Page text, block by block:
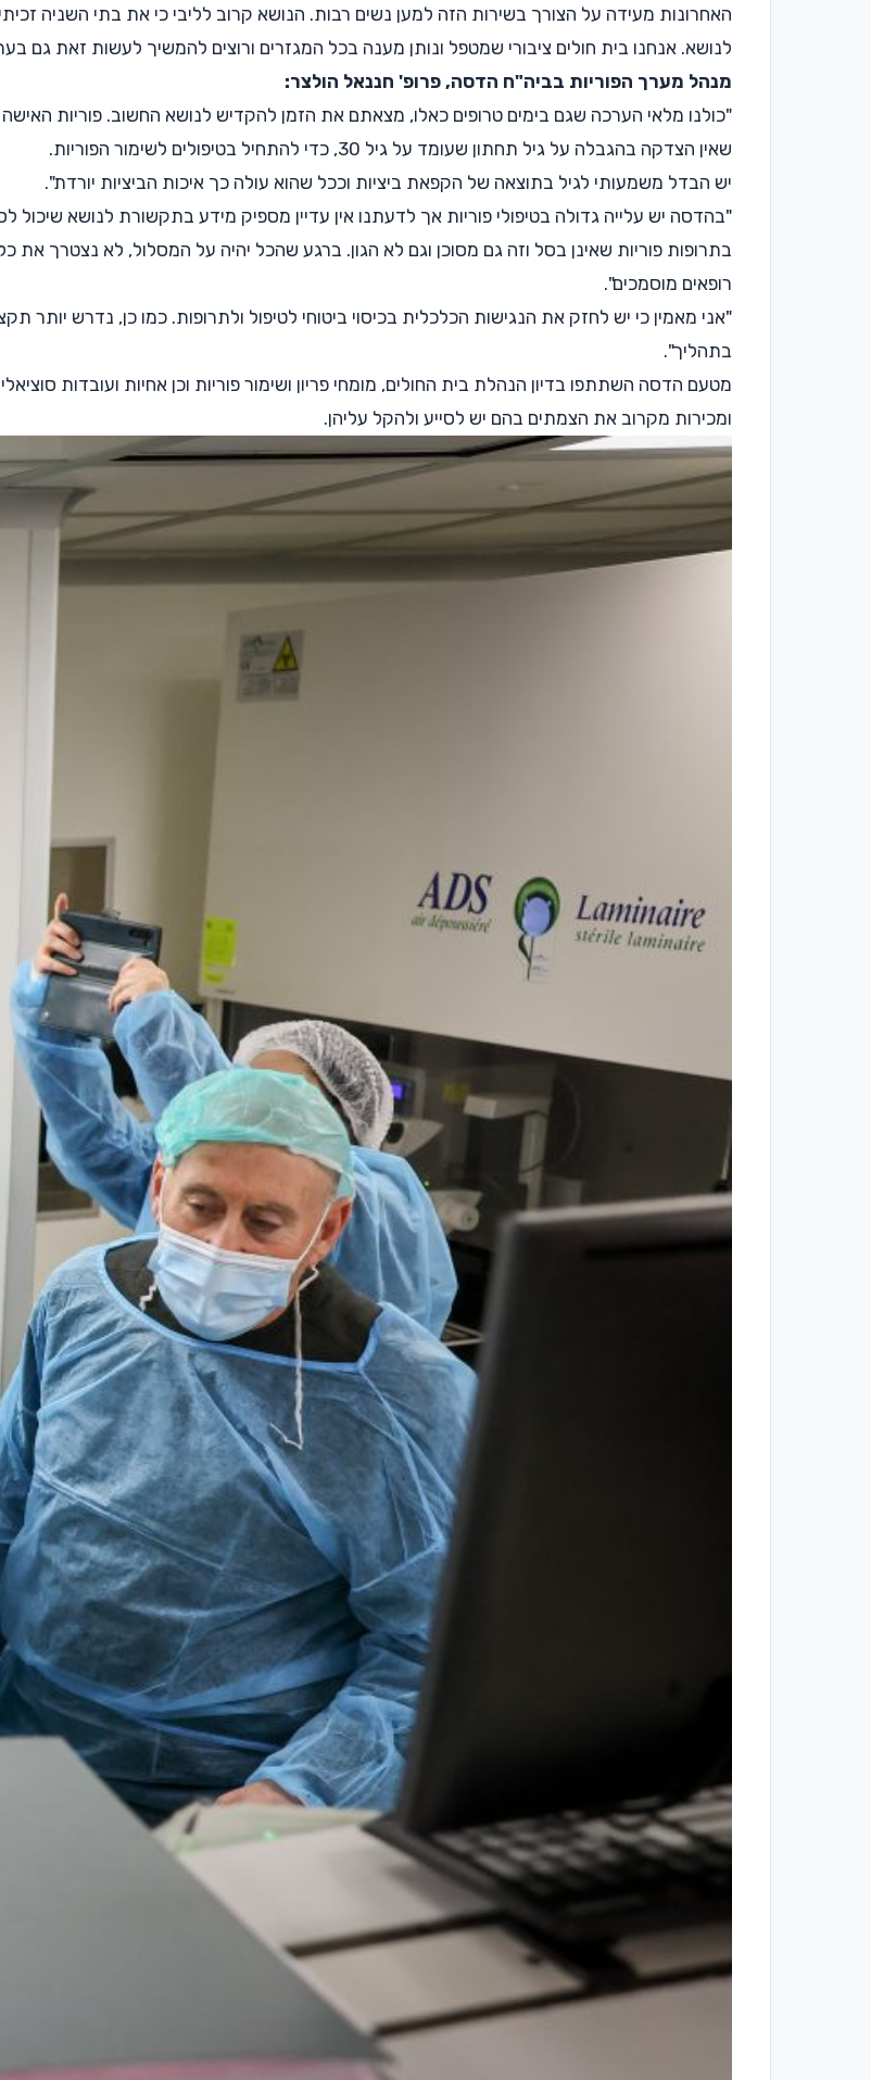
האחרונות מעידה על הצורך בשירות הזה למען נשים רבות. הנושא קרוב לליבי כי את בתי השניה
לנושא. אנחנו בית חולים ציבורי שמטפל ונותן מענה בכל המגזרים ורוצים להמשיך לעשות זאת גם
מנהל מערך הפוריות בביה"ח הדסה, פרופ' חננאל הולצר:
"כולנו מלאי הערכה שגם בימים טרופים כאלו, מצאתם את הזמן להקדיש לנושא החשוב. פוריות האישה
שאין הצדקה בהגבלה על גיל תחתון שעומד על גיל 30, כדי להתחיל בטיפולים לשימור הפוריות.
יש הבדל משמעותי לגיל בתוצאה של הקפאת ביציות וככל שהוא עולה כך איכות הביציות יורדת".
"בהדסה יש עלייה גדולה בטיפולי פוריות אך לדעתנו אין עדיין מספיק מידע בתקשורת לנושא שיכול
בתרופות פוריות שאינן בסל וזה גם מסוכן וגם לא הגון. ברגע שהכל יהיה על המסלול, לא נצטרך את
רופאים מוסמכים".
"אני מאמין כי יש לחזק את הנגישות הכלכלית בכיסוי ביטוחי לטיפול ולתרופות. כמו כן, נדרש יותר
בתהליך".
מטעם הדסה השתתפו בדיון הנהלת בית החולים, מומחי פריון ושימור פוריות וכן אחיות ועובדות
ומכירות מקרוב את הצמתים בהם יש לסייע ולהקל עליהן.